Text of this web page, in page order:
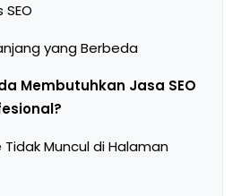
yang Berbeda
Membutuhkan Jasa SEO
Muncul di Halaman